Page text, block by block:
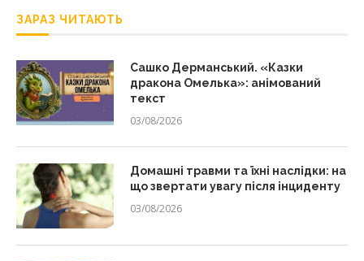
ЗАРАЗ ЧИТАЮТЬ
Сашко Дерманський. «Казки
дракона Омелька»: анімований
текст
03/08/2026
Домашні травми та їхні наслідки: на
що звертати увагу після інциденту
03/08/2026